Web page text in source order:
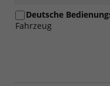
Deutsche
Fahrzeug